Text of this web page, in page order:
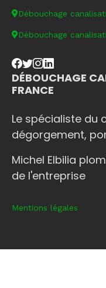
Débouchage
Débouchage
DÉBOUCHAGE
FRANCE
Le spécialiste du
dégorgement,
Michel Elbilia
de l'entreprise
Mentions légales